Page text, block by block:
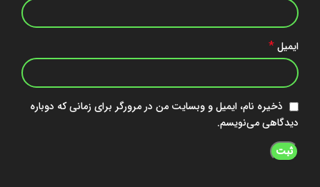
ایمیل*
ذخیره نام، ایمیل و وبسایت من در مرورگر برای زمانی که دوباره
دیدگاهی می‌نویسم.